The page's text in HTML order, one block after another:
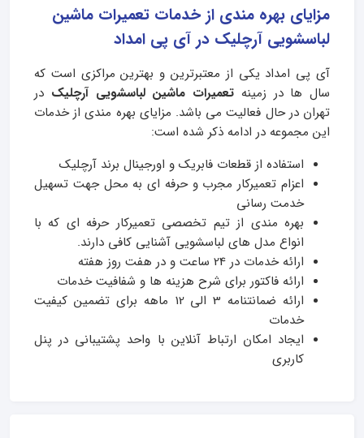
مزایای بهره مندی از خدمات تعمیرات ماشین
لباسشویی آرچلیک در آی پی امداد
آی پی امداد یکی از معتبرترین و بهترین مراکزی است که
سال ها در زمینه تعمیرات ماشین لباسشویی آرچلیک در
تهران در حال فعالیت می باشد. مزایای بهره مندی از خدمات
این مجموعه در ادامه ذکر شده است:
استفاده از قطعات فابریک و اورجینال برند آرچلیک
اعزام تعمیرکار مجرب و حرفه ای به محل جهت تسهیل
خدمت رسانی
بهره مندی از تیم تخصصی تعمیرکار حرفه ای که با
انواع مدل های لباسشویی آشنایی کافی دارند.
ارائه خدمات در 24 ساعت و در هفت روز هفته
ارائه فاکتور برای شرح هزینه ها و شفافیت خدمات
ارائه ضمانتنامه 3 الی 12 ماهه برای تضمین کیفیت
خدمات
ایجاد امکان ارتباط آنلاین با واحد پشتیبانی در پنل
کاربری